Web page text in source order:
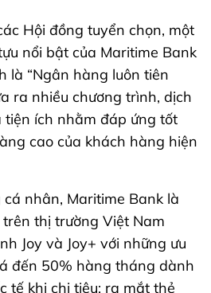
Hội đồng tuyển chọn, một
nổi bật của Maritime Bank
là “Ngân hàng luôn tiên
ra nhiều chương trình, dịch
tiện ích nhằm đáp ứng tốt
cao của khách hàng hiện
nhân, Maritime Bank là
thị trường Việt Nam
Joy và Joy+ với những ưu
đến 50% hàng tháng dành
tế khi chi tiêu; ra mắt thẻ